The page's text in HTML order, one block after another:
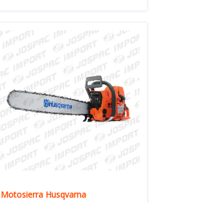
Motosierra Husqvarna